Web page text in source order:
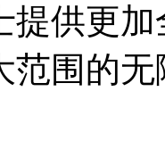
提供更
范围的